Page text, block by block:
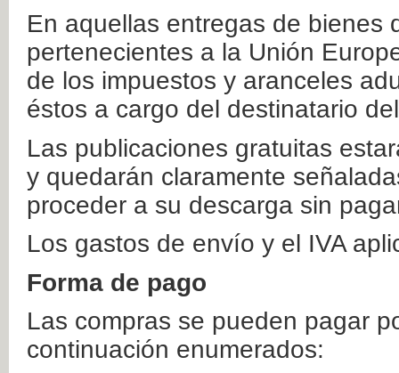
En aquellas entregas de bienes
pertenecientes a la Unión
de los impuestos y aranceles
éstos a cargo del destinatario
Las publicaciones gratuitas
y quedarán claramente
proceder a su descarga sin
Los gastos de envío y el IVA
Forma de pago
Las compras se pueden pagar
continuación enumerados: